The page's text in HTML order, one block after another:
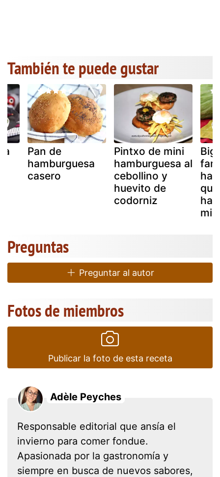
También te puede gustar
Pan de
hamburguesa
casero
Pintxo de mini
hamburguesa al
cebollino y
huevito de
codorniz
Big
Preguntas
Preguntar al autor
Fotos de miembros
Publicar la foto de esta receta
Adèle Peyches
Responsable editorial que ansía el
invierno para comer fondue.
Apasionada por la gastronomía y
siempre en busca de nuevos sabores,